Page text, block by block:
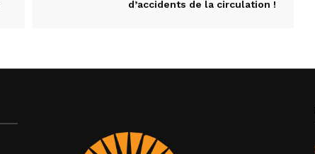
d’accidents de la circulation !